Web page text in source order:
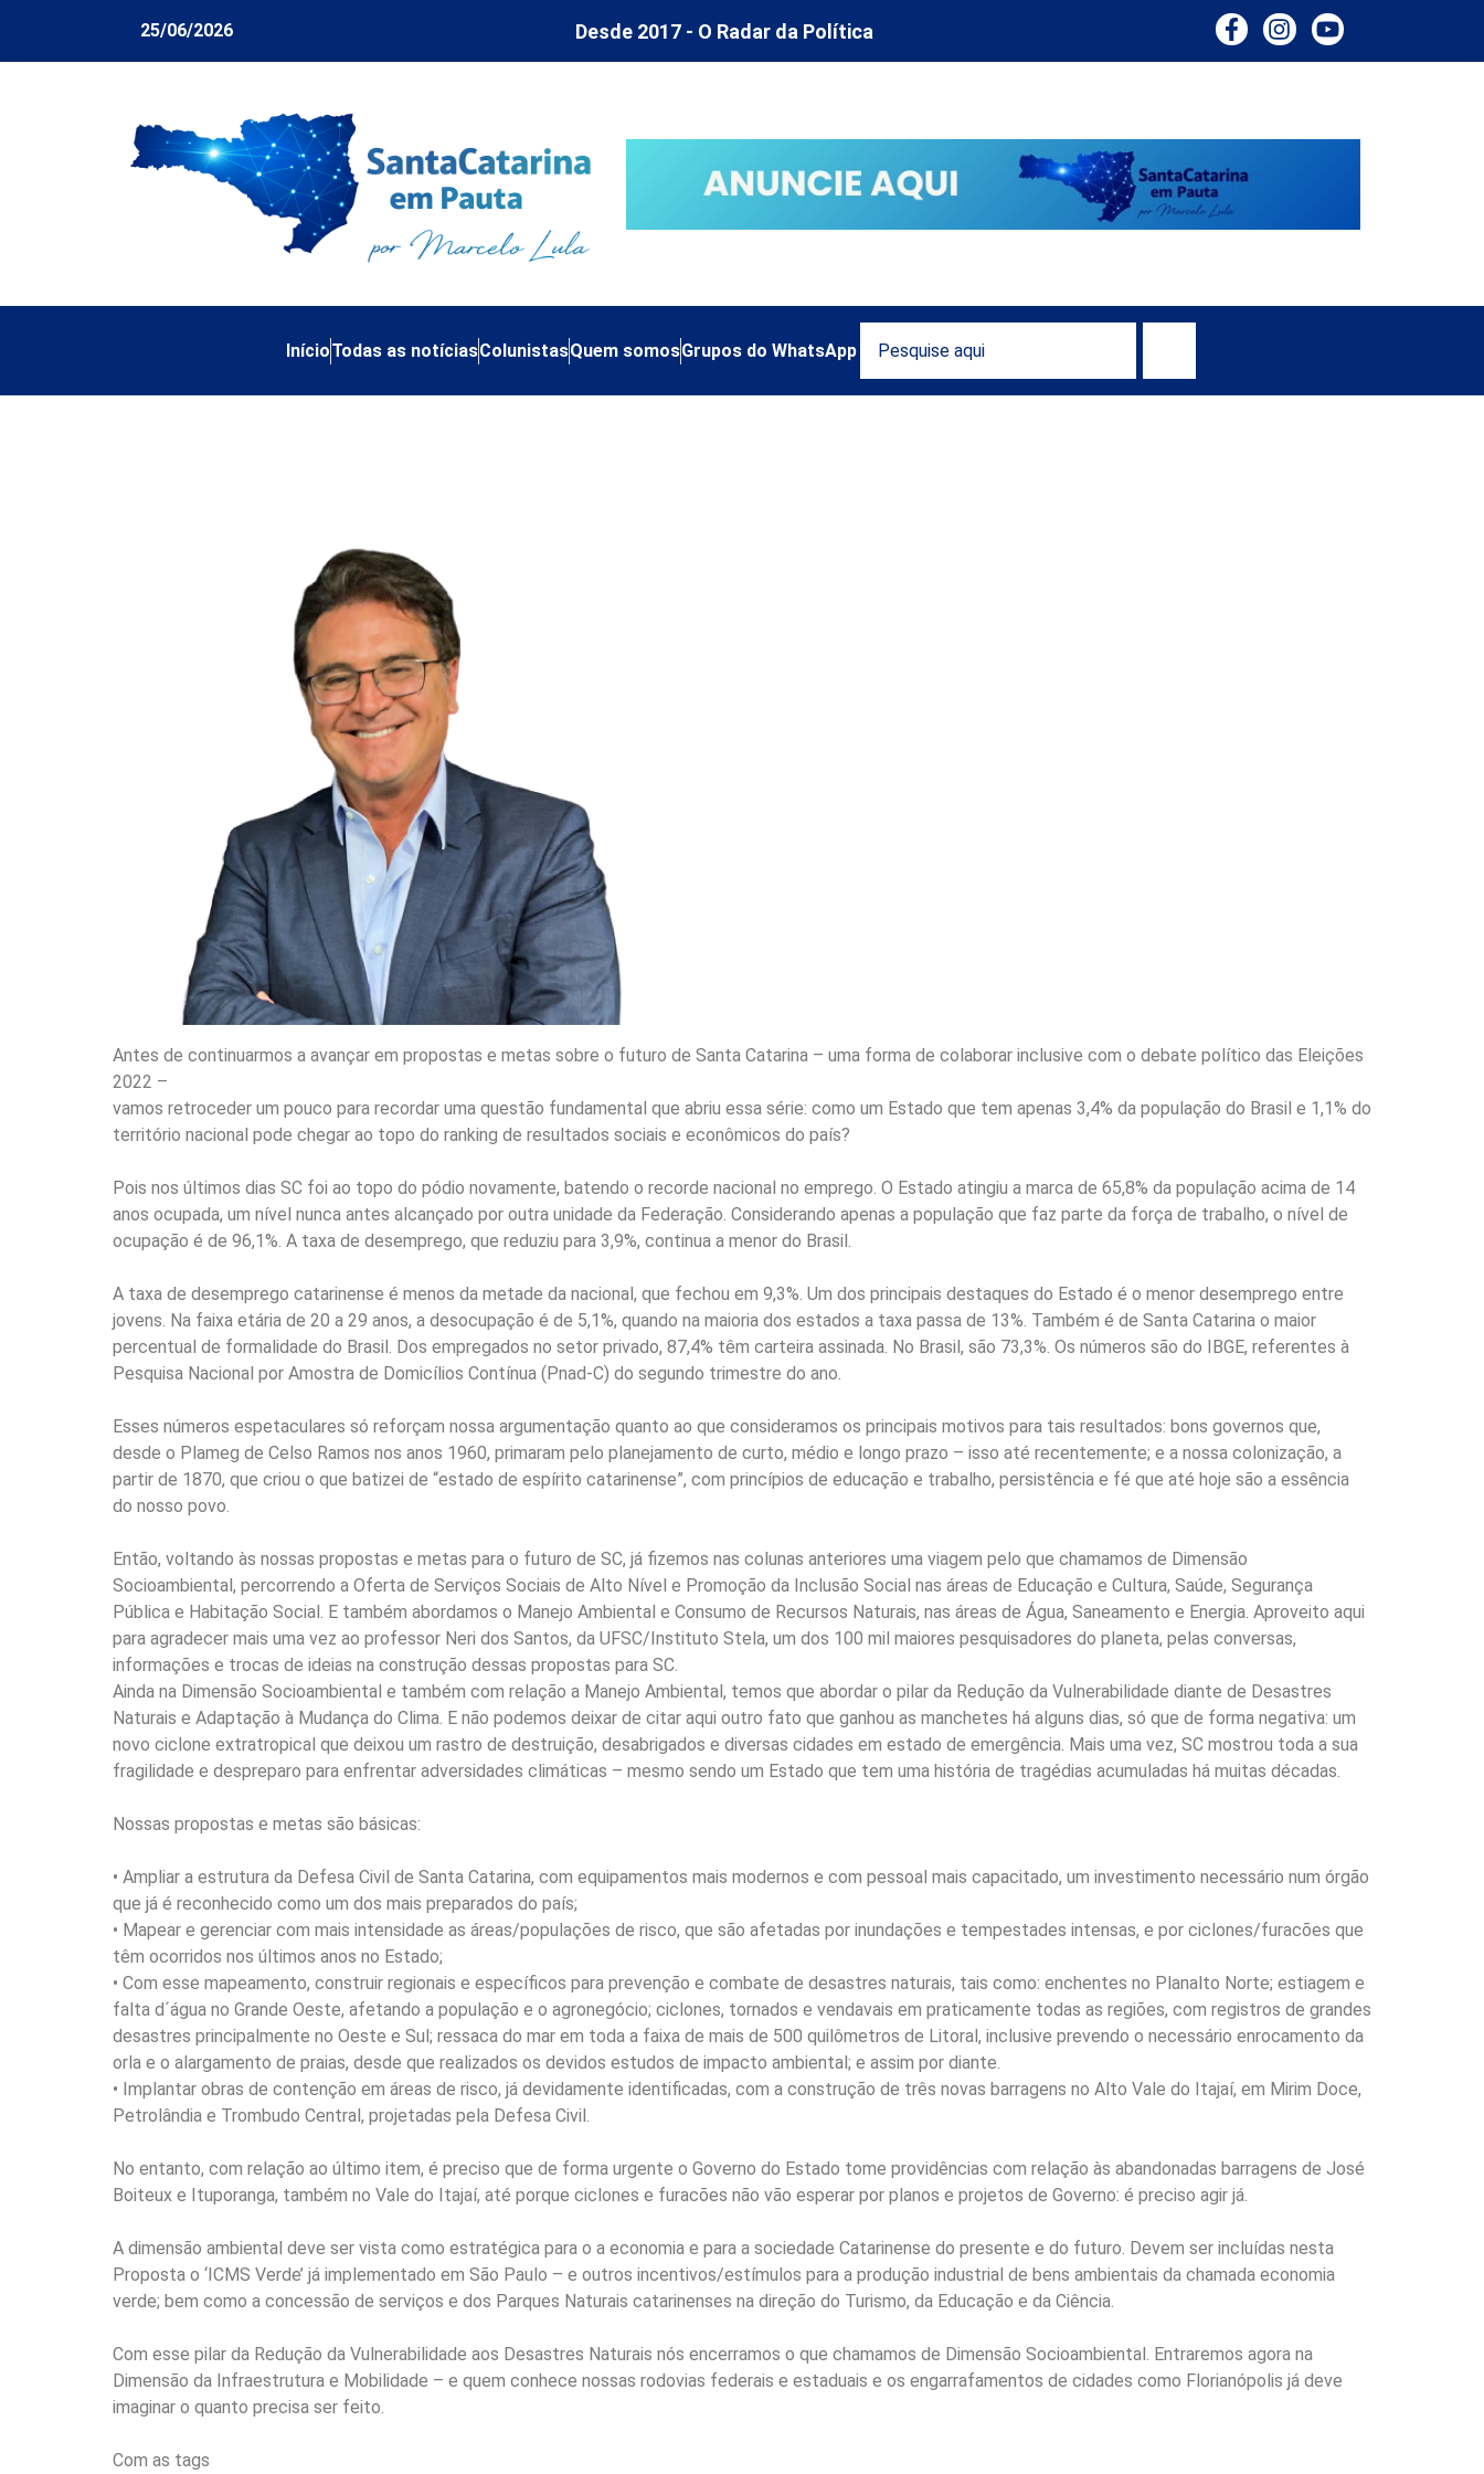
25/06/2026 Desde 2017 - O Radar da Política
InícioTodas as notíciasColunistasQuem somosGrupos do WhatsApp
Antes de continuarmos a avançar em propostas e metas sobre o futuro de Santa Catarina – uma forma de colaborar inclusive com o debate político das Eleições
2022 –
vamos retroceder um pouco para recordar uma questão fundamental que abriu essa série: como um Estado que tem apenas 3,4% da população do Brasil e 1,1% do
território nacional pode chegar ao topo do ranking de resultados sociais e econômicos do país?
Pois nos últimos dias SC foi ao topo do pódio novamente, batendo o recorde nacional no emprego. O Estado atingiu a marca de 65,8% da população acima de 14
anos ocupada, um nível nunca antes alcançado por outra unidade da Federação. Considerando apenas a população que faz parte da força de trabalho, o nível de
ocupação é de 96,1%. A taxa de desemprego, que reduziu para 3,9%, continua a menor do Brasil.
A taxa de desemprego catarinense é menos da metade da nacional, que fechou em 9,3%. Um dos principais destaques do Estado é o menor desemprego entre
jovens. Na faixa etária de 20 a 29 anos, a desocupação é de 5,1%, quando na maioria dos estados a taxa passa de 13%. Também é de Santa Catarina o maior
percentual de formalidade do Brasil. Dos empregados no setor privado, 87,4% têm carteira assinada. No Brasil, são 73,3%. Os números são do IBGE, referentes à
Pesquisa Nacional por Amostra de Domicílios Contínua (Pnad-C) do segundo trimestre do ano.
Esses números espetaculares só reforçam nossa argumentação quanto ao que consideramos os principais motivos para tais resultados: bons governos que,
desde o Plameg de Celso Ramos nos anos 1960, primaram pelo planejamento de curto, médio e longo prazo – isso até recentemente; e a nossa colonização, a
partir de 1870, que criou o que batizei de “estado de espírito catarinense”, com princípios de educação e trabalho, persistência e fé que até hoje são a essência
do nosso povo.
Então, voltando às nossas propostas e metas para o futuro de SC, já fizemos nas colunas anteriores uma viagem pelo que chamamos de Dimensão
Socioambiental, percorrendo a Oferta de Serviços Sociais de Alto Nível e Promoção da Inclusão Social nas áreas de Educação e Cultura, Saúde, Segurança
Pública e Habitação Social. E também abordamos o Manejo Ambiental e Consumo de Recursos Naturais, nas áreas de Água, Saneamento e Energia. Aproveito aqui
para agradecer mais uma vez ao professor Neri dos Santos, da UFSC/Instituto Stela, um dos 100 mil maiores pesquisadores do planeta, pelas conversas,
informações e trocas de ideias na construção dessas propostas para SC.
Ainda na Dimensão Socioambiental e também com relação a Manejo Ambiental, temos que abordar o pilar da Redução da Vulnerabilidade diante de Desastres
Naturais e Adaptação à Mudança do Clima. E não podemos deixar de citar aqui outro fato que ganhou as manchetes há alguns dias, só que de forma negativa: um
novo ciclone extratropical que deixou um rastro de destruição, desabrigados e diversas cidades em estado de emergência. Mais uma vez, SC mostrou toda a sua
fragilidade e despreparo para enfrentar adversidades climáticas – mesmo sendo um Estado que tem uma história de tragédias acumuladas há muitas décadas.
Nossas propostas e metas são básicas:
• Ampliar a estrutura da Defesa Civil de Santa Catarina, com equipamentos mais modernos e com pessoal mais capacitado, um investimento necessário num órgão
que já é reconhecido como um dos mais preparados do país;
• Mapear e gerenciar com mais intensidade as áreas/populações de risco, que são afetadas por inundações e tempestades intensas, e por ciclones/furacões que
têm ocorridos nos últimos anos no Estado;
• Com esse mapeamento, construir regionais e específicos para prevenção e combate de desastres naturais, tais como: enchentes no Planalto Norte; estiagem e
falta d´água no Grande Oeste, afetando a população e o agronegócio; ciclones, tornados e vendavais em praticamente todas as regiões, com registros de grandes
desastres principalmente no Oeste e Sul; ressaca do mar em toda a faixa de mais de 500 quilômetros de Litoral, inclusive prevendo o necessário enrocamento da
orla e o alargamento de praias, desde que realizados os devidos estudos de impacto ambiental; e assim por diante.
• Implantar obras de contenção em áreas de risco, já devidamente identificadas, com a construção de três novas barragens no Alto Vale do Itajaí, em Mirim Doce,
Petrolândia e Trombudo Central, projetadas pela Defesa Civil.
No entanto, com relação ao último item, é preciso que de forma urgente o Governo do Estado tome providências com relação às abandonadas barragens de José
Boiteux e Ituporanga, também no Vale do Itajaí, até porque ciclones e furacões não vão esperar por planos e projetos de Governo: é preciso agir já.
A dimensão ambiental deve ser vista como estratégica para o a economia e para a sociedade Catarinense do presente e do futuro. Devem ser incluídas nesta
Proposta o ‘ICMS Verde’ já implementado em São Paulo – e outros incentivos/estímulos para a produção industrial de bens ambientais da chamada economia
verde; bem como a concessão de serviços e dos Parques Naturais catarinenses na direção do Turismo, da Educação e da Ciência.
Com esse pilar da Redução da Vulnerabilidade aos Desastres Naturais nós encerramos o que chamamos de Dimensão Socioambiental. Entraremos agora na
Dimensão da Infraestrutura e Mobilidade – e quem conhece nossas rodovias federais e estaduais e os engarrafamentos de cidades como Florianópolis já deve
imaginar o quanto precisa ser feito.
Com as tags